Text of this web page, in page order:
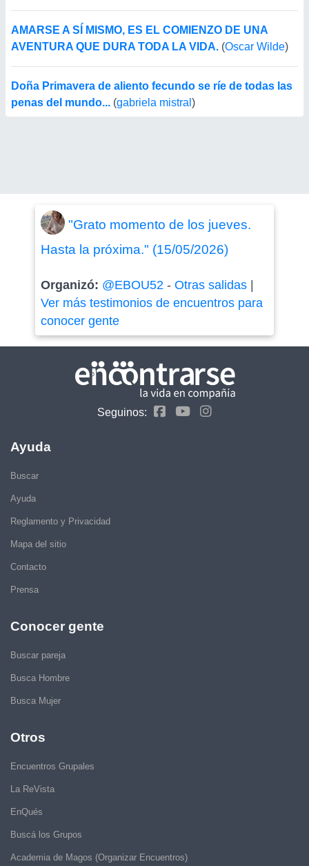
AMARSE A SÍ MISMO, ES EL COMIENZO DE UNA
AVENTURA QUE DURA TODA LA VIDA. (Oscar Wilde)
Doña Primavera de aliento fecundo se ríe de todas las
penas del mundo... (gabriela mistral )
"Grato momento de los jueves.
Hasta la próxima." (15/05/2026)
Organizó: @EBOU52- Otras salidas|
Ver más testimonios de encuentros para
conocer gente
Seguinos:
Ayuda
Buscar
Ayuda
Reglamento y Privacidad
Mapa del sitio
Contacto
Prensa
Conocer gente
Buscar pareja
Busca Hombre
Busca Mujer
Otros
Encuentros Grupales
La ReVista
EnQués
Buscá los Grupos
Academia de Magos (Organizar Encuentros)